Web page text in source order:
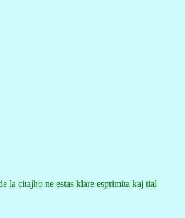
la citajho ne estas klare esprimita kaj tial